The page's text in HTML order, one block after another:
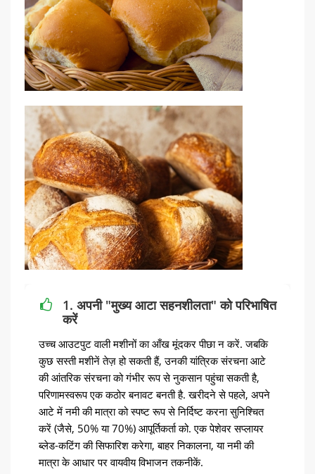
1. अपनी "मुख्य आटा सहनशीलता" को परिभाषित
करें
उच्च आउटपुट वाली मशीनों का आँख मूंदकर पीछा न करें. जबकि
कुछ सस्ती मशीनें तेज़ हो सकती हैं, उनकी यांत्रिक संरचना आटे
की आंतरिक संरचना को गंभीर रूप से नुकसान पहुंचा सकती है,
परिणामस्वरूप एक कठोर बनावट बनती है. खरीदने से पहले, अपने
आटे में नमी की मात्रा को स्पष्ट रूप से निर्दिष्ट करना सुनिश्चित
करें (जैसे, 50% या 70%) आपूर्तिकर्ता को. एक पेशेवर सप्लायर
ब्लेड-कटिंग की सिफारिश करेगा, बाहर निकालना, या नमी की
मात्रा के आधार पर वायवीय विभाजन तकनीकें.